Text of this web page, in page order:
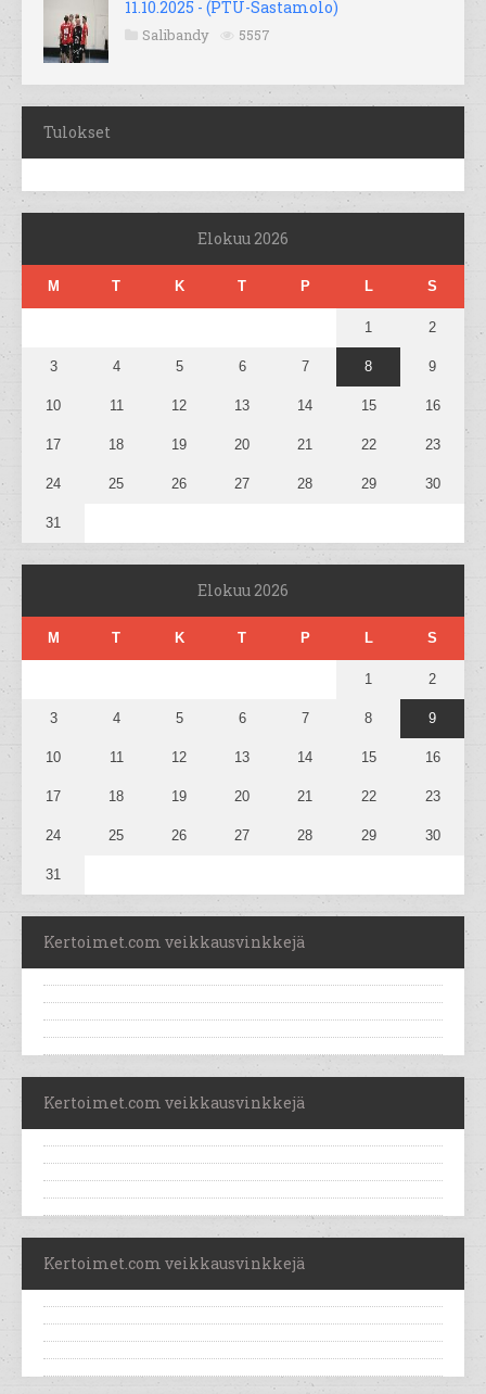
11.10.2025 - (PTU-Sastamolo)
Salibandy 5557
Tulokset
Elokuu 2026
M T K T P L S
1 2
3 4 5 6 7 8 9
10 11 12 13 14 15 16
17 18 19 20 21 22 23
24 25 26 27 28 29 30
31
Elokuu 2026
M T K T P L S
1 2
3 4 5 6 7 8 9
10 11 12 13 14 15 16
17 18 19 20 21 22 23
24 25 26 27 28 29 30
31
Kertoimet.com veikkausvinkkejä
Kertoimet.com veikkausvinkkejä
Kertoimet.com veikkausvinkkejä